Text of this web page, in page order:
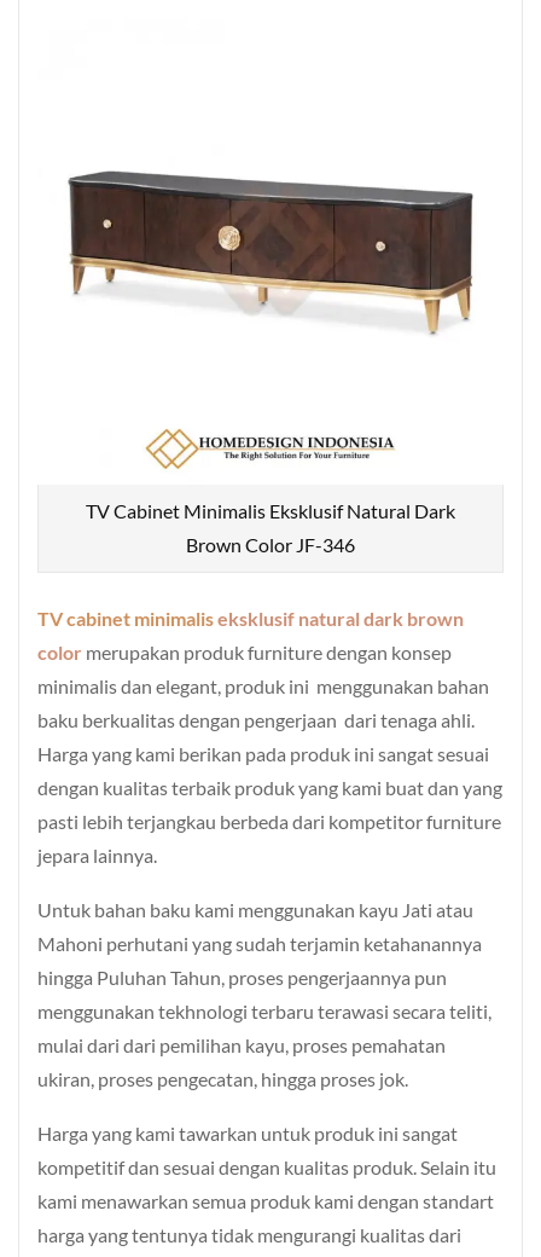
TV Cabinet Minimalis Eksklusif Natural Dark
Brown Color JF-346
TV cabinet minimaliseksklusif natural dark brown
color merupakan produk furniture dengan konsep
minimalis dan elegant, produk ini menggunakan bahan
baku berkualitas dengan pengerjaan dari tenaga ahli.
Harga yang kami berikan pada produk ini sangat sesuai
dengan kualitas terbaik produk yang kami buat dan yang
pasti lebih terjangkau berbeda dari kompetitor furniture
jepara lainnya.
Untuk bahan baku kami menggunakan kayu Jati atau
Mahoni perhutani yang sudah terjamin ketahanannya
hingga Puluhan Tahun, proses pengerjaannya pun
menggunakan tekhnologi terbaru terawasi secara teliti,
mulai dari dari pemilihan kayu, proses pemahatan
ukiran, proses pengecatan, hingga proses jok.
Harga yang kami tawarkan untuk produk ini sangat
kompetitif dan sesuai dengan kualitas produk. Selain itu
kami menawarkan semua produk kami dengan standart
harga yang tentunya tidak mengurangi kualitas dari